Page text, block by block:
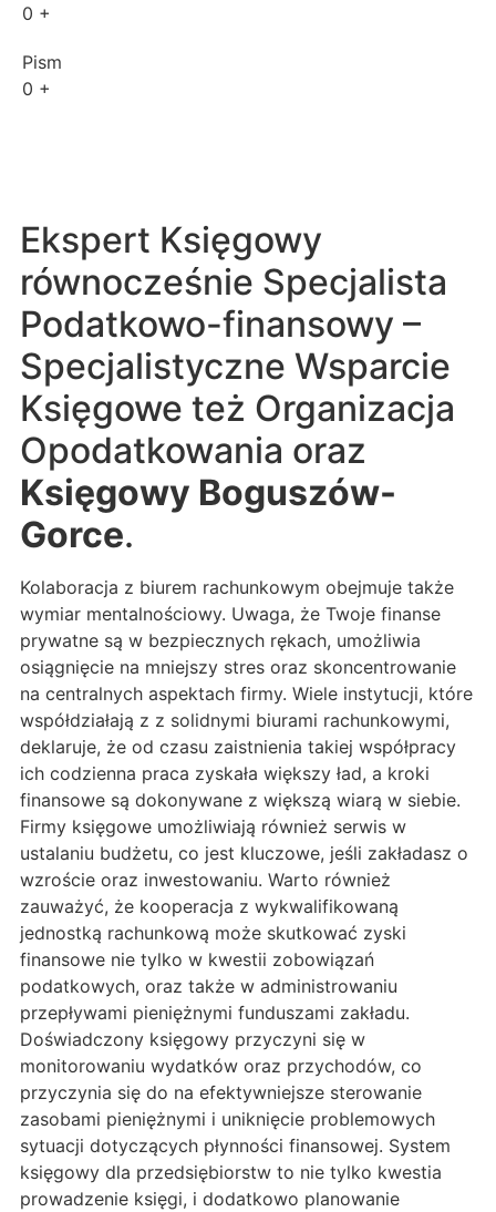
0 +
Pism
0 +
Ekspert Księgowy
równocześnie Specjalista
Podatkowo-finansowy –
Specjalistyczne Wsparcie
Księgowe też Organizacja
Opodatkowania oraz
Księgowy Boguszów-
Gorce.
Kolaboracja z biurem rachunkowym obejmuje także
wymiar mentalnościowy. Uwaga, że Twoje finanse
prywatne są w bezpiecznych rękach, umożliwia
osiągnięcie na mniejszy stres oraz skoncentrowanie
na centralnych aspektach firmy. Wiele instytucji, które
współdziałają z z solidnymi biurami rachunkowymi,
deklaruje, że od czasu zaistnienia takiej współpracy
ich codzienna praca zyskała większy ład, a kroki
finansowe są dokonywane z większą wiarą w siebie.
Firmy księgowe umożliwiają również serwis w
ustalaniu budżetu, co jest kluczowe, jeśli zakładasz o
wzroście oraz inwestowaniu. Warto również
zauważyć, że kooperacja z wykwalifikowaną
jednostką rachunkową może skutkować zyski
finansowe nie tylko w kwestii zobowiązań
podatkowych, oraz także w administrowaniu
przepływami pieniężnymi funduszami zakładu.
Doświadczony księgowy przyczyni się w
monitorowaniu wydatków oraz przychodów, co
przyczynia się do na efektywniejsze sterowanie
zasobami pieniężnymi i uniknięcie problemowych
sytuacji dotyczących płynności finansowej. System
księgowy dla przedsiębiorstw to nie tylko kwestia
prowadzenie księgi, i dodatkowo planowanie